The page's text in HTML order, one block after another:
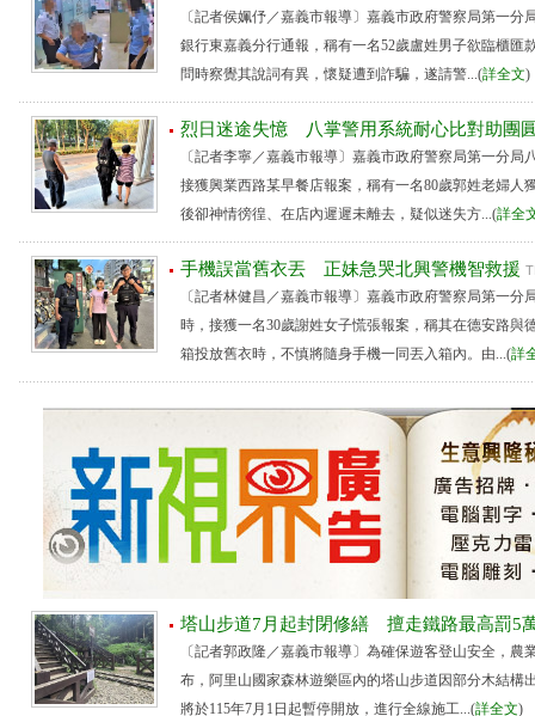
〔記者侯姵伃／嘉義市報導〕嘉義市政府警察局第一分
銀行東嘉義分行通報，稱有一名52歲盧姓男子欲臨櫃匯
問時察覺其說詞有異，懷疑遭到詐騙，遂請警...(詳全文
烈日迷途失憶 八掌警用系統耐心比對助團
〔記者李寧／嘉義市報導〕嘉義市政府警察局第一分局
接獲興業西路某早餐店報案，稱有一名80歲郭姓老婦人
後卻神情徬徨、在店內遲遲未離去，疑似迷失方...(詳全
手機誤當舊衣丟 正妹急哭北興警機智救援
〔記者林健昌／嘉義市報導〕嘉義市政府警察局第一分
時，接獲一名30歲謝姓女子慌張報案，稱其在德安路與
箱投放舊衣時，不慎將隨身手機一同丟入箱內。由...(詳
塔山步道7月起封閉修繕 擅走鐵路最高罰5
〔記者郭政隆／嘉義市報導〕為確保遊客登山安全，農
布，阿里山國家森林遊樂區內的塔山步道因部分木結構
將於115年7月1日起暫停開放，進行全線施工...(詳全文